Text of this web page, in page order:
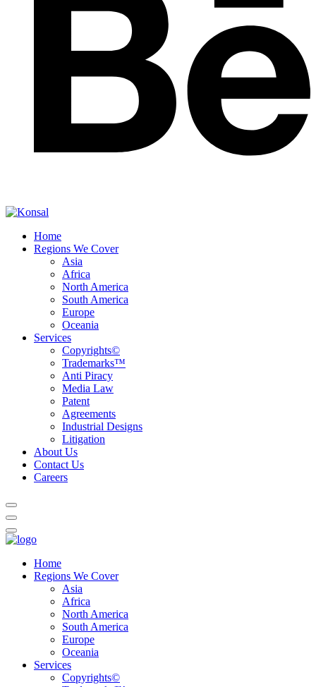
Home
Regions We Cover
Asia
Africa
North America
South America
Europe
Oceania
Services
Copyrights©
Trademarks™
Anti Piracy
Media Law
Patent
Agreements
Industrial Designs
Litigation
About Us
Contact Us
Careers
Home
Regions We Cover
Asia
Africa
North America
South America
Europe
Oceania
Services
Copyrights©